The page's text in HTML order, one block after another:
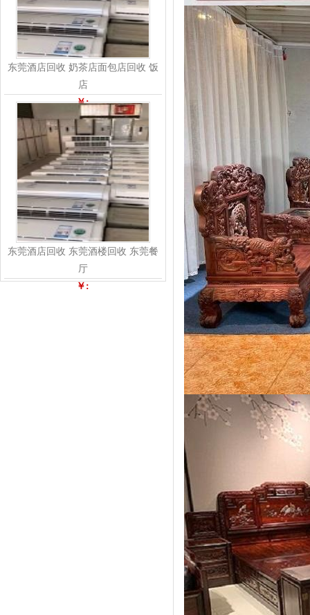
东莞酒店回收 奶茶店面包店回收 饭
店
￥:
东莞酒店回收 东莞酒楼回收 东莞餐
厅
￥: